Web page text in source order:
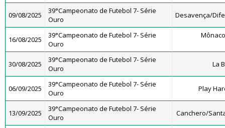
09/08/2025
39°Campeonato de Futebol 7- Série
Ouro
Desavença/
16/08/2025
39°Campeonato de Futebol 7- Série
Ouro
30/08/2025
39°Campeonato de Futebol 7- Série
Ouro
La
06/09/2025
39°Campeonato de Futebol 7- Série
Ouro
Play
13/09/2025
39°Campeonato de Futebol 7- Série
Ouro
Canchero/